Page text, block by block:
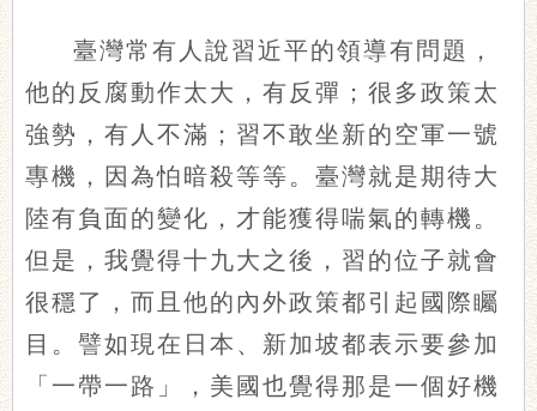
臺灣常有人說習近平的領導有問題，
他的反腐動作太大，有反彈；很多政策太
強勢，有人不滿；習不敢坐新的空軍一號
專機，因為怕暗殺等等。臺灣就是期待大
陸有負面的變化，才能獲得喘氣的轉機。
但是，我覺得十九大之後，習的位子就會
很穩了，而且他的內外政策都引起國際矚
目。譬如現在日本、新加坡都表示要參加
「一帶一路」，美國也覺得那是一個好機